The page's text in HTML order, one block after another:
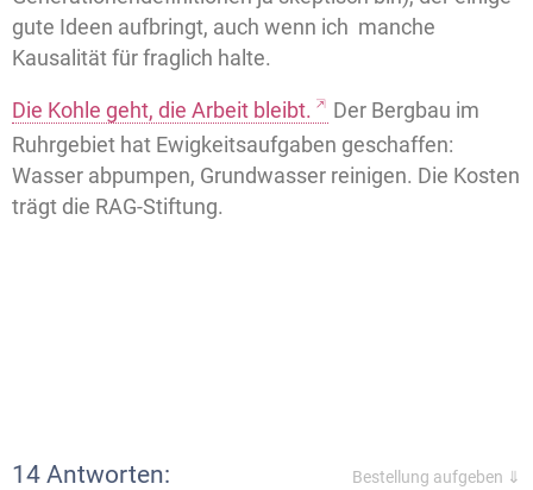
gute Ideen aufbringt, auch wenn ich manche
Kausalität für fraglich halte.
Die Kohle geht, die Arbeit bleibt.
Der Bergbau im
Ruhrgebiet hat Ewigkeitsaufgaben geschaffen:
Wasser abpumpen, Grundwasser reinigen. Die Kosten
trägt die RAG-Stiftung.
14 Antworten: Bestellung aufgeben ⇓